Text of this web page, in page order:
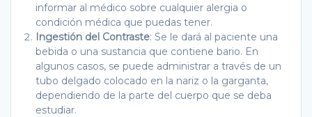
informar al médico sobre cualquier alergia o
condición médica que puedas tener.
Ingestión del Contraste: Se le dará al paciente una
bebida o una sustancia que contiene bario. En
algunos casos, se puede administrar a través de un
tubo delgado colocado en la nariz o la garganta,
dependiendo de la parte del cuerpo que se deba
estudiar.